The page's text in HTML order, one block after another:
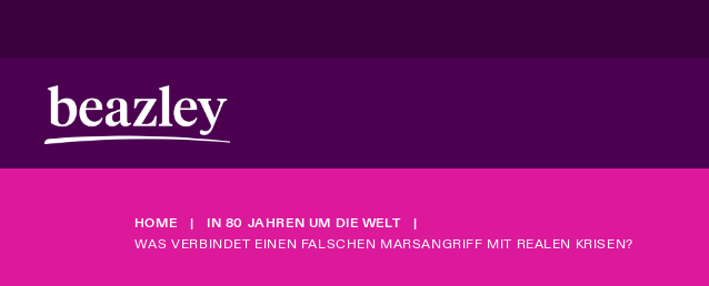
In 80 Jahren um die Risikowelt Klimarisiken
HOME
IN 80 JAHREN UM DIE WELT
WAS VERBINDET EINEN FALSCHEN MARSANGRIFF MIT REALEN KRISEN?